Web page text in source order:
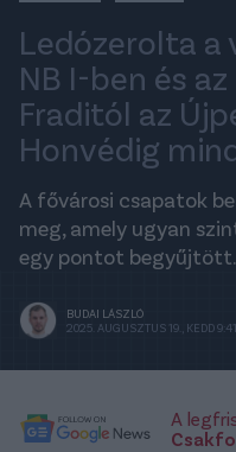
Ledózerolta a
NB I-ben és
Fraditól az
Honvédig
A fővárosi csapatok
meg, amely ugyan
egy pontot begyűjtött.
BUDAI LÁSZLÓ
2025. AUGUSZTUS 19., KEDD 9:41
A